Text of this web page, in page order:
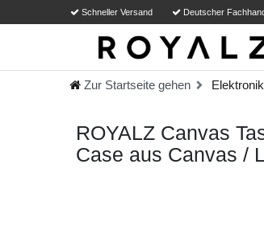
Schneller Versand Deutscher
Zur Startseite gehen
ROYALZ Canvas
Case aus Canvas /